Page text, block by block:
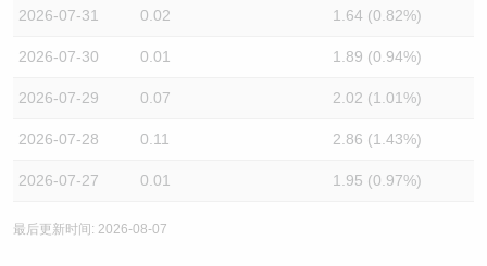
2026-07-31 0.02 1.64 (0.82%)
2026-07-30 0.01 1.89 (0.94%)
2026-07-29 0.07 2.02 (1.01%)
2026-07-28 0.11 2.86 (1.43%)
2026-07-27 0.01 1.95 (0.97%)
最后更新时间: 2026-08-07